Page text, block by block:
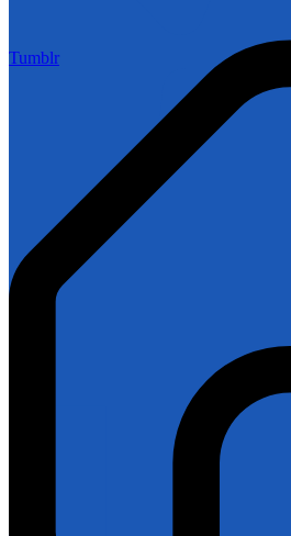
Tumblr